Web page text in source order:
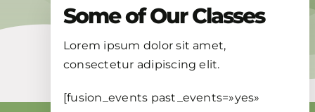
Some of Our Classes
Lorem ipsum dolor sit amet,
consectetur adipiscing elit.
[fusion_events past_events=»yes»